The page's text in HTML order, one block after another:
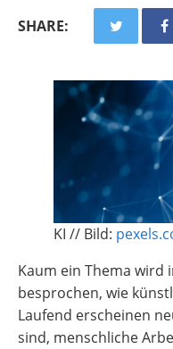
SHARE:
KI // Bild:
Kaum ein Thema wird
besprochen, wie
Laufend erscheinen
sind, menschliche